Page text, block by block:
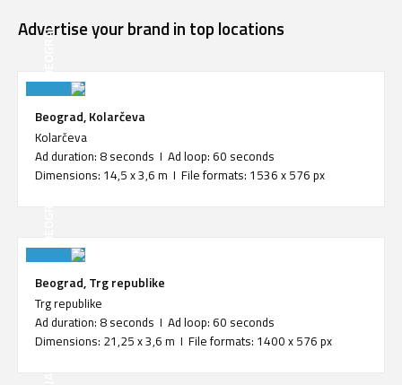
Advertise your brand in top locations
BEOGRAD
Beograd, Kolarčeva
Kolarčeva
Ad duration: 8 seconds I Ad loop: 60 seconds
Dimensions: 14,5 x 3,6 m I File formats: 1536 x 576 px
Beograd, Trg republike
Trg republike
Ad duration: 8 seconds I Ad loop: 60 seconds
Dimensions: 21,25 x 3,6 m I File formats: 1400 x 576 px